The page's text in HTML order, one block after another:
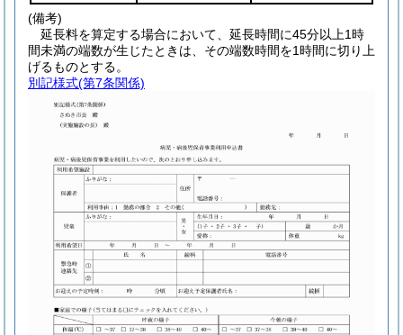
(備考)
延長料を算定する場合において、延長時間に45分以上1時
間未満の端数が生じたときは、その端数時間を1時間に切り上
げるものとする。
別記様式(第7条関係)